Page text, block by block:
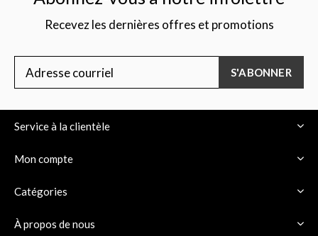
Recevez les dernières offres et promotions
S'ABONNER
Service à la clientèle
Mon compte
Catégories
À propos de nous